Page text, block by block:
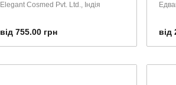
Elegant Cosmed Pvt. Ltd., Індія
від 755.00 грн від